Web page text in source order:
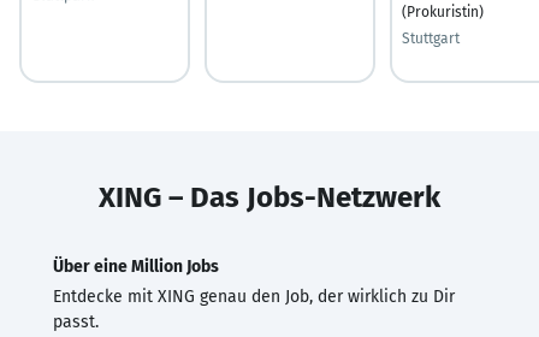
(Prokuristin)
Stuttgart
XING – Das Jobs-Netzwerk
Über eine Million Jobs
Entdecke mit XING genau den Job, der wirklich zu Dir
passt.